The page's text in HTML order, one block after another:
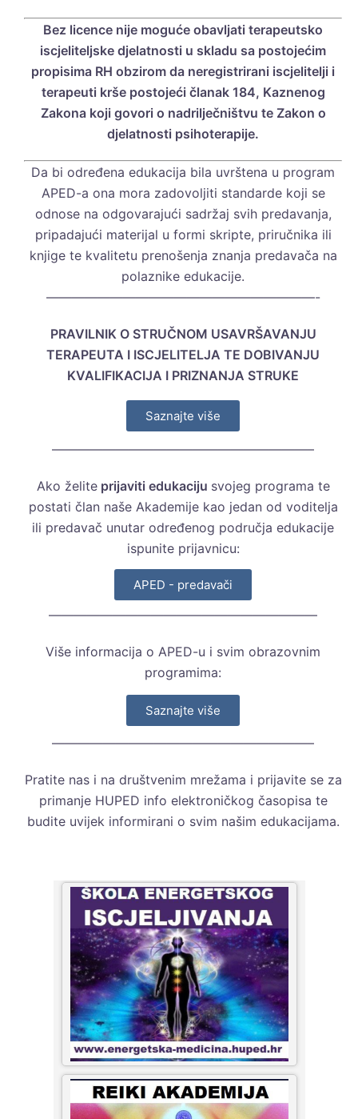
Bez licence nije moguće obavljati terapeutsko
iscjeliteljske djelatnosti u skladu sa postojećim
propisima RH obzirom da neregistrirani iscjelitelji i
terapeuti krše postojeći članak 184, Kaznenog
Zakona koji govori o nadrilječništvu te Zakon o
djelatnosti psihoterapije.
Da bi određena edukacija bila uvrštena u program
APED-a ona mora zadovoljiti standarde koji se
odnose na odgovarajući sadržaj svih predavanja,
pripadajući materijal u formi skripte, priručnika ili
knjige te kvalitetu prenošenja znanja predavača na
polaznike edukacije.
—————————————————————-
PRAVILNIK O STRUČNOM USAVRŠAVANJU
TERAPEUTA I ISCJELITELJA TE DOBIVANJU
KVALIFIKACIJA I PRIZNANJA STRUKE
Saznajte više
————————————————————–
Ako želiteprijaviti edukaciju svojeg programa te
postati član naše Akademije kao jedan od voditelja
ili predavač unutar određenog područja edukacije
ispunite prijavnicu:
APED - predavači
—————————————————————
Više informacija o APED-u i svim obrazovnim
programima:
Saznajte više
————————————————————–
Pratite nas i na društvenim mrežama i prijavite se za
primanje HUPED info elektroničkog časopisa te
budite uvijek informirani o svim našim edukacijama.